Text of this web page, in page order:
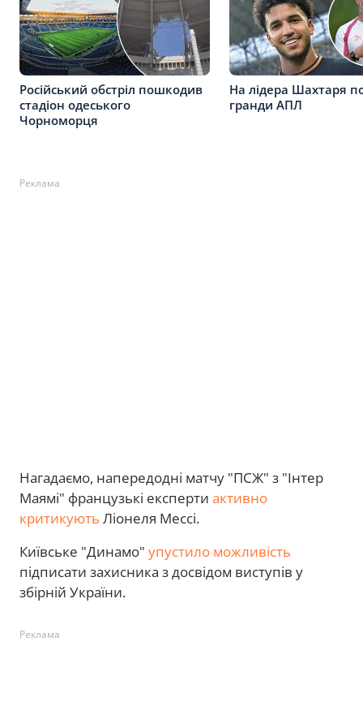
Російський обстріл пошкодив
стадіон одеського
Чорноморця
На лідера Шахтаря
гранди АПЛ
Реклама
Нагадаємо, напередодні матчу "ПСЖ" з "Інтер
Маямі" французькі експерти активно
критикують Ліонеля Мессі.
Київське "Динамо" упустило можливість
підписати захисника з досвідом виступів у
збірній України.
Реклама